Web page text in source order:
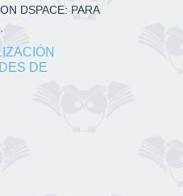
DSPACE: PARA
DE